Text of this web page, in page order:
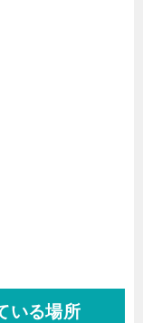
いる場所